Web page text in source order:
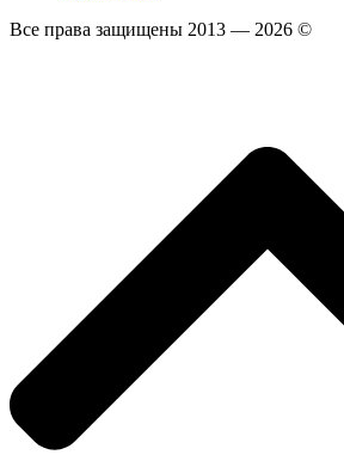
Все права защищены 2013 — 2026 ©